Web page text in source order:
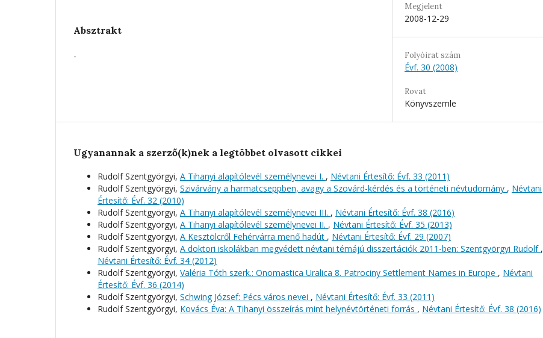
Absztrakt
-
Megjelent
2008-12-29
Folyóirat szám
Évf. 30 (2008)
Rovat
Könyvszemle
Ugyanannak a szerző(k)nek a legtöbbet olvasott cikkei
Rudolf Szentgyörgyi, A Tihanyi alapítólevél személynevei I. , Névtani Értesítő: Évf. 33 (2011)
Rudolf Szentgyörgyi, Szivárvány a harmatcseppben, avagy a Szovárd-kérdés és a történeti névtudomány , Névtani
Értesítő: Évf. 32 (2010)
Rudolf Szentgyörgyi, A Tihanyi alapítólevél személynevei III. , Névtani Értesítő: Évf. 38 (2016)
Rudolf Szentgyörgyi, A Tihanyi alapítólevél személynevei II. , Névtani Értesítő: Évf. 35 (2013)
Rudolf Szentgyörgyi, A Kesztölcről Fehérvárra menő hadút , Névtani Értesítő: Évf. 29 (2007)
Rudolf Szentgyörgyi, A doktori iskolákban megvédett névtani témájú disszertációk 2011-ben: Szentgyörgyi Rudolf ,
Névtani Értesítő: Évf. 34 (2012)
Rudolf Szentgyörgyi, Valéria Tóth szerk.: Onomastica Uralica 8. Patrociny Settlement Names in Europe , Névtani
Értesítő: Évf. 36 (2014)
Rudolf Szentgyörgyi, Schwing József: Pécs város nevei , Névtani Értesítő: Évf. 33 (2011)
Rudolf Szentgyörgyi, Kovács Éva: A Tihanyi összeírás mint helynévtörténeti forrás , Névtani Értesítő: Évf. 38 (2016)